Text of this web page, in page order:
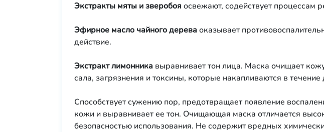
Экстракты мяты и зверобояосвежают, содействует процессам
Эфирное масло чайного дереваоказывает
действие.
Экстракт лимонника выравнивает тон лица. Маска очищает
сала, загрязнения и токсины, которые накапливаются в течение
Способствует сужению пор, предотвращает появление
кожи и выравнивает ее тон. Очищающая маска отличается
безопасностью использования. Не содержит вредных